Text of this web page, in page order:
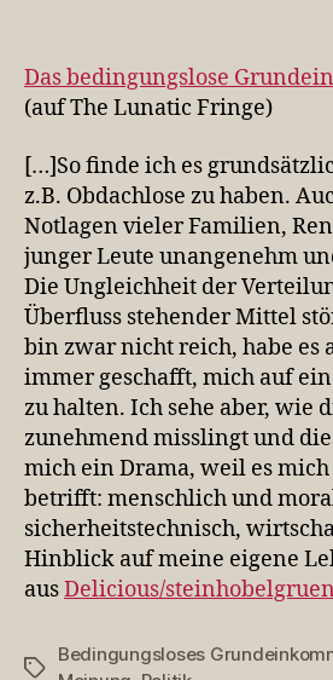
Das bedingungslose
(auf The Lunatic Fringe)
[…]So finde ich es
z.B. Obdachlose zu haben.
Notlagen vieler Familien,
junger Leute unangenehm
Die Ungleichheit der
Überfluss stehender Mittel
bin zwar nicht reich, habe es
immer geschafft, mich auf
zu halten. Ich sehe aber, wie
zunehmend misslingt und
mich ein Drama, weil es
betrifft: menschlich und
sicherheitstechnisch,
Hinblick auf meine eigene
ausDelicious/steinhobelgruen
Schlagwörter
Bedingungsloses